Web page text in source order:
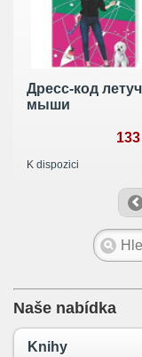
Дресс-код
мыши
K dispozici
Naše nabídka
Knihy